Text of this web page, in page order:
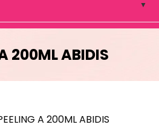
200ML ABIDIS
A 200ML ABIDIS